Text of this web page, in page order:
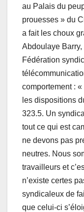
au Palais du
prouesses » du
a fait les choux
Abdoulaye
Fédération
comportement :
les dispositions
323.5. Un
tout ce qui est
ne devons pas
neutres. Nous
travailleurs et
n’existe certes
syndicaleux de
que celui-ci